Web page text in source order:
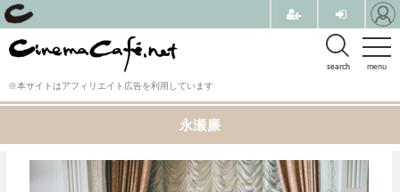
menu
search
※本サイトはアフィリエイト広告を利用しています
永瀬廉